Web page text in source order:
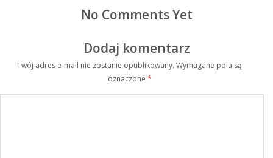
No Comments Yet
Dodaj komentarz
Twój adres e-mail nie zostanie opublikowany. Wymagane pola są
oznaczone *